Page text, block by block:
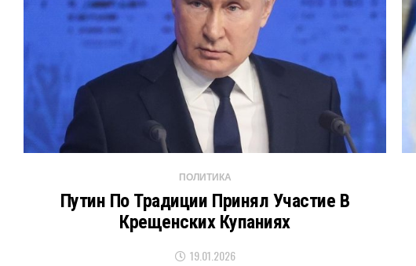
ПОЛИТИКА
Путин По Традиции Принял Участие В
Крещенских Купаниях
19.01.2026